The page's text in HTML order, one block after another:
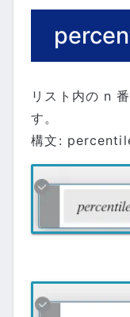
リスト内の n
す。
構文: